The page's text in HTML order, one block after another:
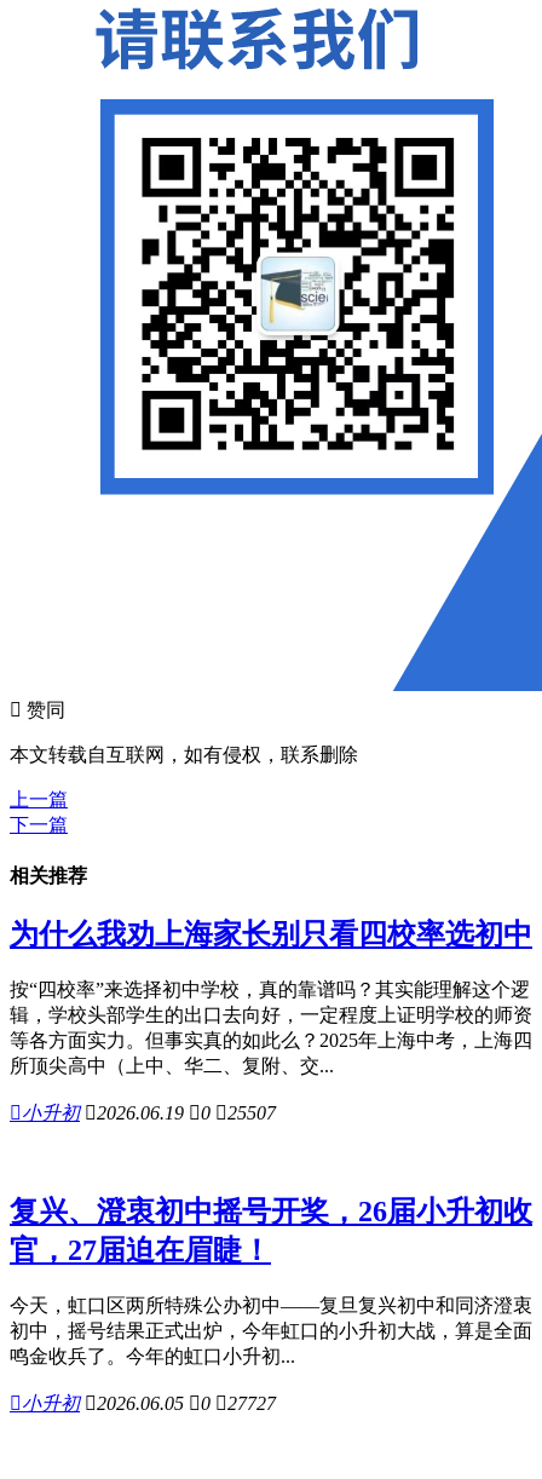
 赞同
本文转载自互联网，如有侵权，联系删除
上一篇
下一篇
相关推荐
为什么我劝上海家长别只看四校率选初中
按“四校率”来选择初中学校，真的靠谱吗？其实能理解这个逻
辑，学校头部学生的出口去向好，一定程度上证明学校的师资
等各方面实力。但事实真的如此么？2025年上海中考，上海四
所顶尖高中（上中、华二、复附、交...
小升初 2026.06.19 0 25507
复兴、澄衷初中摇号开奖，26届小升初收
官，27届迫在眉睫！
今天，虹口区两所特殊公办初中——复旦复兴初中和同济澄衷
初中，摇号结果正式出炉，今年虹口的小升初大战，算是全面
鸣金收兵了。今年的虹口小升初...
小升初 2026.06.05 0 27727